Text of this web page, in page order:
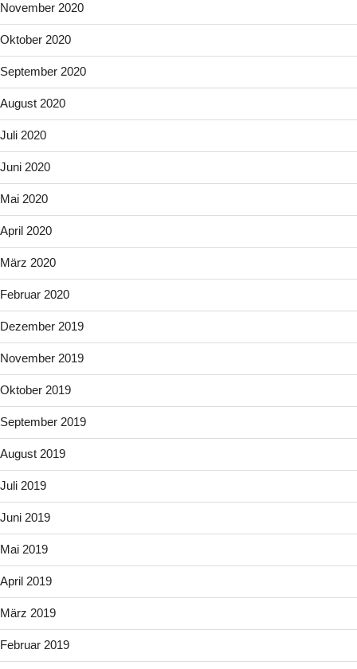
November 2020
Oktober 2020
September 2020
August 2020
Juli 2020
Juni 2020
Mai 2020
April 2020
März 2020
Februar 2020
Dezember 2019
November 2019
Oktober 2019
September 2019
August 2019
Juli 2019
Juni 2019
Mai 2019
April 2019
März 2019
Februar 2019